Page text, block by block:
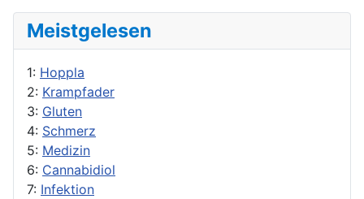
Meistgelesen
1: Hoppla
2: Krampfader
3: Gluten
4: Schmerz
5: Medizin
6: Cannabidiol
7: Infektion